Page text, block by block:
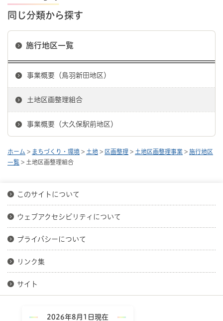
同じ分類から探す
施行地区一覧
事業概要（鳥羽新田地区）
土地区画整理組合
事業概要（大久保駅前地区）
ホーム > まちづくり・環境 > 土地 > 区画整理 > 土地区画整理事業 > 施行地区
一覧 > 土地区画整理組合
このサイトについて
ウェブアクセシビリティについて
プライバシーについて
リンク集
サイト
2026年8月1日現在